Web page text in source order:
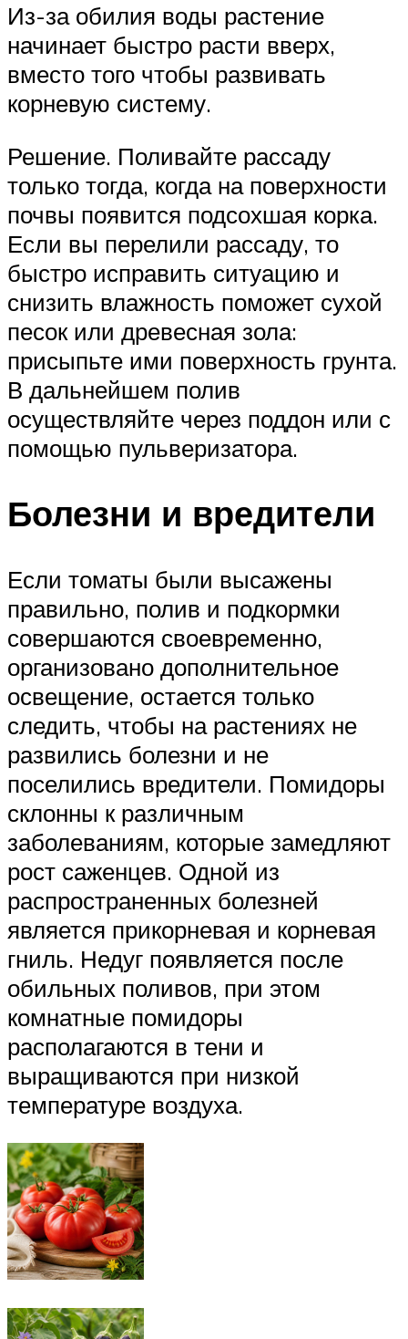
Из-за обилия воды растение
начинает быстро расти вверх,
вместо того чтобы развивать
корневую систему.
Решение. Поливайте рассаду
только тогда, когда на поверхности
почвы появится подсохшая корка.
Если вы перелили рассаду, то
быстро исправить ситуацию и
снизить влажность поможет сухой
песок или древесная зола:
присыпьте ими поверхность грунта.
В дальнейшем полив
осуществляйте через поддон или с
помощью пульверизатора.
Болезни и вредители
Если томаты были высажены
правильно, полив и подкормки
совершаются своевременно,
организовано дополнительное
освещение, остается только
следить, чтобы на растениях не
развились болезни и не
поселились вредители. Помидоры
склонны к различным
заболеваниям, которые замедляют
рост саженцев. Одной из
распространенных болезней
является прикорневая и корневая
гниль. Недуг появляется после
обильных поливов, при этом
комнатные помидоры
располагаются в тени и
выращиваются при низкой
температуре воздуха.